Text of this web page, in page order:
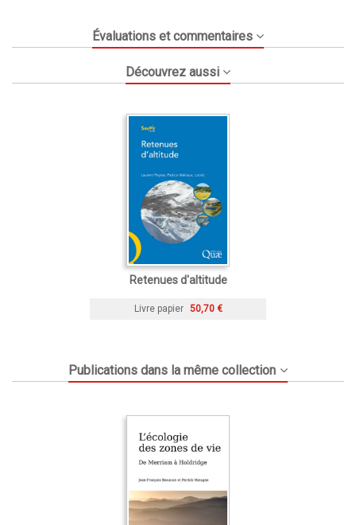
Évaluations et commentaires
Découvrez aussi
Retenues d'altitude
Livre papier 50,70 €
Publications dans la même collection